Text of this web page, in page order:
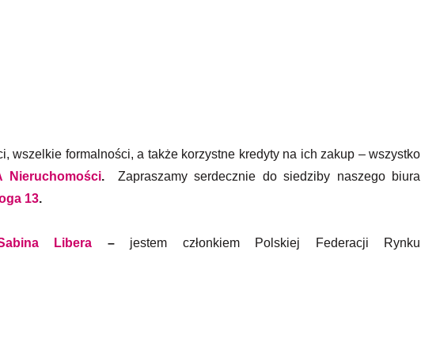
wszelkie formalności, a także korzystne kredyty na ich zakup – wszystko
Nieruchomości. Zapraszamy serdecznie do siedziby naszego biura
13.
Libera –jestem członkiem Polskiej Federacji Rynku